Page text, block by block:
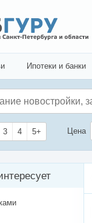
Ипотеки и банки
3 4 5+ Цена